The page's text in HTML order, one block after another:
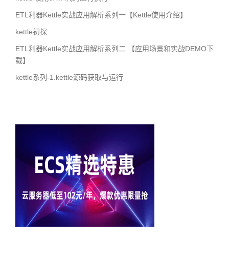
ETL利器Kettle实战应用解析系列一【Kettle使用介绍】
kettle初探
ETL利器Kettle实战应用解析系列二 【应用场景和实战DEMO下
载】
kettle系列-1.kettle源码获取与运行